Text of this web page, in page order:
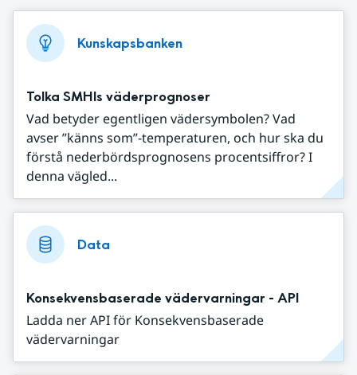
Kunskapsbanken
Tolka SMHIs väderprognoser
Vad betyder egentligen vädersymbolen? Vad
avser ”känns som”-temperaturen, och hur ska du
förstå nederbördsprognosens procentsiffror? I
denna vägled...
Data
Konsekvensbaserade vädervarningar - API
Ladda ner API för Konsekvensbaserade
vädervarningar